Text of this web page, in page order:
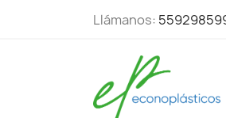
Llámanos: